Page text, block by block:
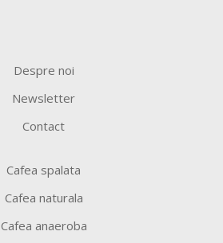
Despre noi
Newsletter
Contact
Cafea spalata
Cafea naturala
Cafea anaeroba